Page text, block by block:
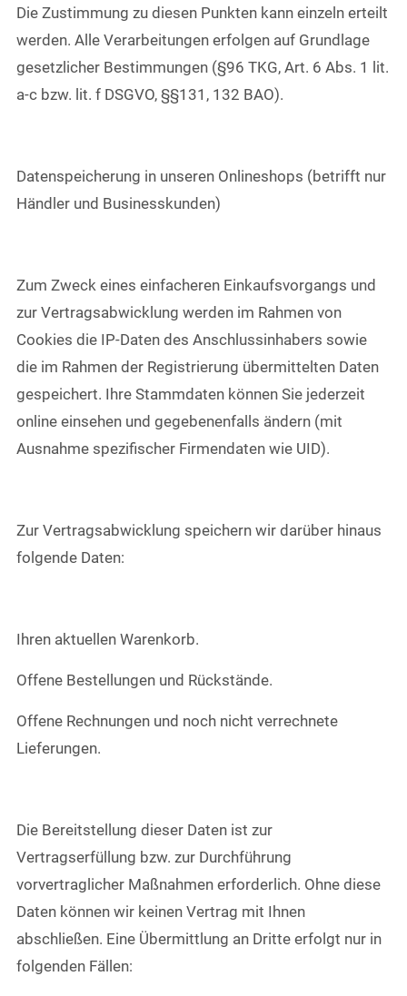
Die Zustimmung zu diesen Punkten kann einzeln erteilt
werden. Alle Verarbeitungen erfolgen auf Grundlage
gesetzlicher Bestimmungen (§96 TKG, Art. 6 Abs. 1 lit.
a-c bzw. lit. f DSGVO, §§131, 132 BAO).
Datenspeicherung in unseren Onlineshops (betrifft nur
Händler und Businesskunden)
Zum Zweck eines einfacheren Einkaufsvorgangs und
zur Vertragsabwicklung werden im Rahmen von
Cookies die IP-Daten des Anschlussinhabers sowie
die im Rahmen der Registrierung übermittelten Daten
gespeichert. Ihre Stammdaten können Sie jederzeit
online einsehen und gegebenenfalls ändern (mit
Ausnahme spezifischer Firmendaten wie UID).
Zur Vertragsabwicklung speichern wir darüber hinaus
folgende Daten:
Ihren aktuellen Warenkorb.
Offene Bestellungen und Rückstände.
Offene Rechnungen und noch nicht verrechnete
Lieferungen.
Die Bereitstellung dieser Daten ist zur
Vertragserfüllung bzw. zur Durchführung
vorvertraglicher Maßnahmen erforderlich. Ohne diese
Daten können wir keinen Vertrag mit Ihnen
abschließen. Eine Übermittlung an Dritte erfolgt nur in
folgenden Fällen: